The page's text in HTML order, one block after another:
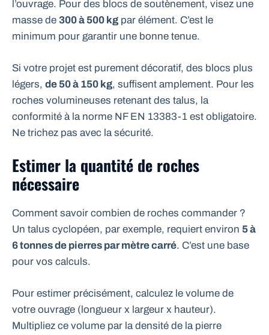
l’ouvrage. Pour des blocs de soutènement, visez une
masse de 300 à 500 kg par élément. C’est le
minimum pour garantir une bonne tenue.
Si votre projet est purement décoratif, des blocs plus
légers, de 50 à 150 kg, suffisent amplement. Pour les
roches volumineuses retenant des talus, la
conformité à la norme NF EN 13383-1 est obligatoire.
Ne trichez pas avec la sécurité.
Estimer la quantité de roches
nécessaire
Comment savoir combien de roches commander ?
Un talus cyclopéen, par exemple, requiert environ 5 à
6 tonnes de pierres par mètre carré. C’est une base
pour vos calculs.
Pour estimer précisément, calculez le volume de
votre ouvrage (longueur x largeur x hauteur).
Multipliez ce volume par la densité de la pierre